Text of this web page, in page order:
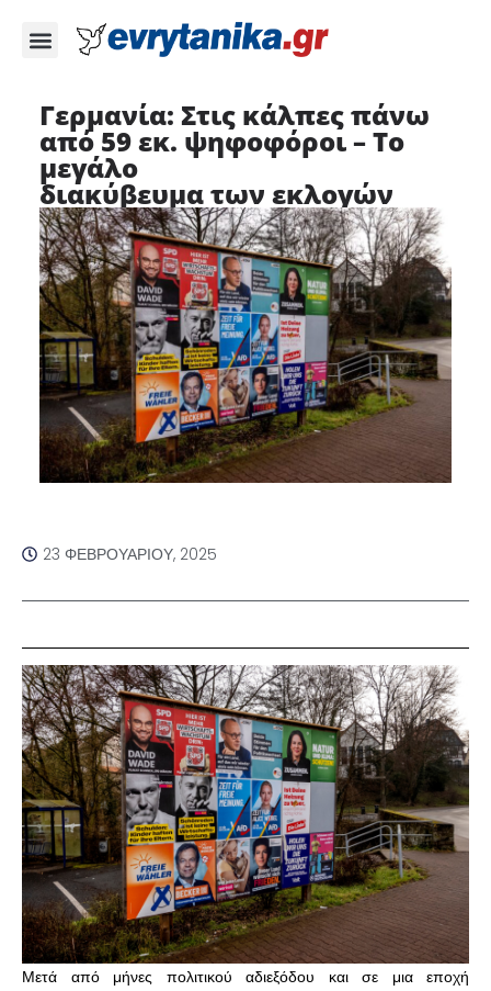
Γερμανία: Στις κάλπες πάνω
από 59 εκ. ψηφοφόροι – Το
μεγάλο
διακύβευμα των εκλογών
23 ΦΕΒΡΟΥΑΡΊΟΥ, 2025
Μετά από μήνες πολιτικού αδιεξόδου και σε μια εποχή